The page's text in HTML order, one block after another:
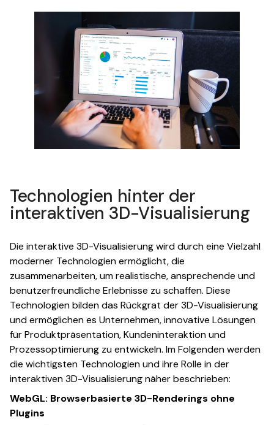
Technologien hinter der
interaktiven 3D-Visualisierung
Die interaktive 3D-Visualisierung wird durch eine Vielzahl
moderner Technologien ermöglicht, die
zusammenarbeiten, um realistische, ansprechende und
benutzerfreundliche Erlebnisse zu schaffen. Diese
Technologien bilden das Rückgrat der 3D-Visualisierung
und ermöglichen es Unternehmen, innovative Lösungen
für Produktpräsentation, Kundeninteraktion und
Prozessoptimierung zu entwickeln. Im Folgenden werden
die wichtigsten Technologien und ihre Rolle in der
interaktiven 3D-Visualisierung näher beschrieben:
WebGL: Browserbasierte 3D-Renderings ohne
Plugins